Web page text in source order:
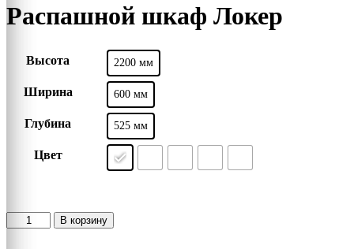
Распашной шкаф Локер
Высота 2200 мм
Ширина 600 мм
Глубина 525 мм
Цвет
Количество
товара
В корзину